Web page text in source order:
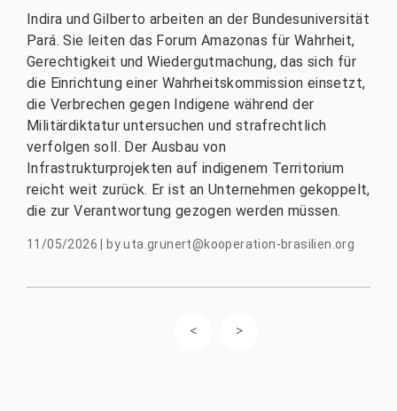
Indira und Gilberto arbeiten an der Bundesuniversität
Pará. Sie leiten das Forum Amazonas für Wahrheit,
Gerechtigkeit und Wiedergutmachung, das sich für
die Einrichtung einer Wahrheitskommission einsetzt,
die Verbrechen gegen Indigene während der
Militärdiktatur untersuchen und strafrechtlich
verfolgen soll. Der Ausbau von
Infrastrukturprojekten auf indigenem Territorium
reicht weit zurück. Er ist an Unternehmen gekoppelt,
die zur Verantwortung gezogen werden müssen.
11/05/2026 byuta.grunert@kooperation-brasilien.org